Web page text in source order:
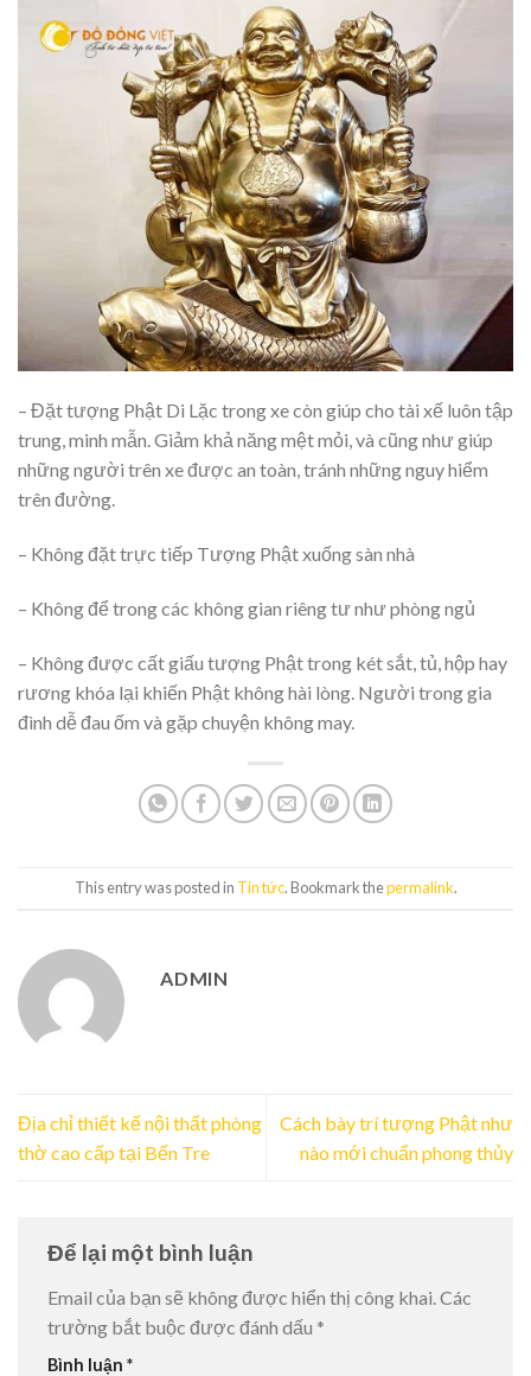
– Đặt tượng Phật Di Lặc trong xe còn giúp cho tài xế luôn tập
trung, minh mẫn. Giảm khả năng mệt mỏi, và cũng như giúp
những người trên xe được an toàn, tránh những nguy hiểm
trên đường.
– Không đặt trực tiếp Tượng Phật xuống sàn nhà
– Không để trong các không gian riêng tư như phòng ngủ
– Không được cất giấu tượng Phật trong két sắt, tủ, hộp hay
rương khóa lại khiến Phật không hài lòng. Người trong gia
đình dễ đau ốm và gặp chuyện không may.
This entry was posted in Tin tức. Bookmark thepermalink.
ADMIN
Địa chỉ thiết kế nội thất phòng
thờ cao cấp tại Bến Tre
Cách bày trí tượng Phật như
nào mới chuẩn phong thủy
Để lại một bình luận
Email của bạn sẽ không được hiển thị công khai.Các
trường bắt buộc được đánh dấu *
Bình luận *